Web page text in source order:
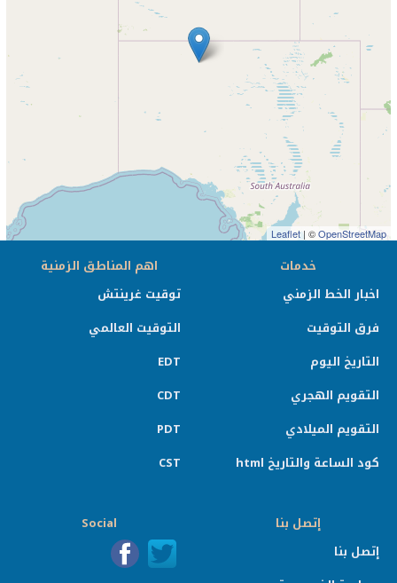
Leaflet | ©OpenStreetMap
خدمات
اخبار الخط الزمني
فرق التوقيت
التاريخ اليوم
التقويم الهجري
التقويم الميلادي
كود الساعة والتاريخ html
اهم المناطق الزمنية
توقيت غرينتش
التوقيت العالمي
EDT
CDT
PDT
CST
إتصل بنا
إتصل بنا
Social